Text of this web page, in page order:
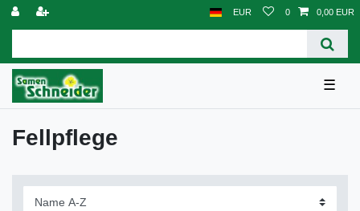
EUR 0 0,00 EUR
☰
Fellpflege